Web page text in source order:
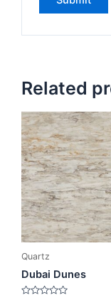
Related
Quartz
Dubai Dunes